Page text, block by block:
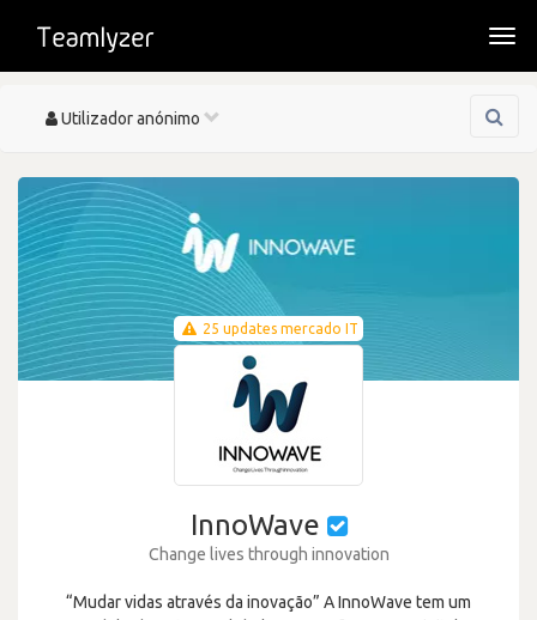
Toggle
Utilizador anónimo
25 updates mercado IT
InnoWave
Change lives through innovation
“Mudar vidas através da inovação” A InnoWave tem um